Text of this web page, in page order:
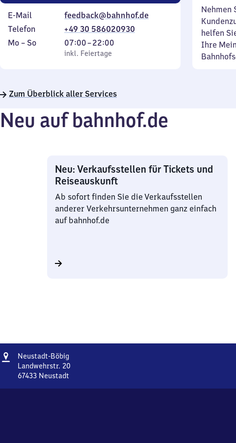
E-Mail
feedback@bahnhof.de
Telefon
+49 30 586020930
Montag
Mo – So,
inkl. Feiertage
07:00–22:00
Von
7
22
inkl. Feiertage
Nehmen
helfen
Ihre
Zum Überblick aller Services
Neu auf bahnhof.de
Neu: Verkaufsstellen für Tickets und
Reiseauskunft
Ab sofort finden Sie die Verkaufsstellen
anderer Verkehrsunternehmen ganz einfach
auf bahnhof.de
Adresse
Neustadt-Böbig
Böbig
Landwehrstr. 20
67433 Neustadt